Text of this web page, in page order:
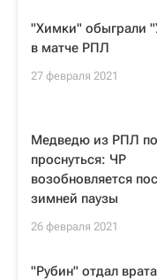
"Химки" обыграли
в матче РПЛ
27 февраля 2021
Медведю из РПЛ
проснуться: ЧР
возобновляется
зимней паузы
26 февраля 2021
"Рубин" отдал